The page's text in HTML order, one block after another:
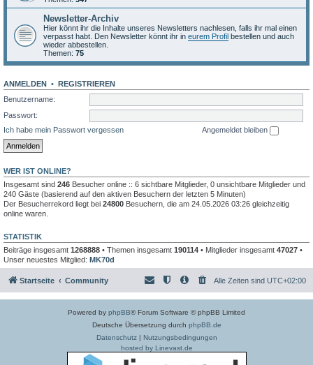
Newsletter-Archiv
Hier könnt ihr die Inhalte unseres Newsletters nachlesen, falls ihr mal einen
verpasst habt. Den Newsletter könnt ihr in eurem Profil bestellen und auch
wieder abbestellen.
Themen: 75
ANMELDEN • REGISTRIEREN
Benutzername:
Passwort:
Ich habe mein Passwort vergessen
Angemeldet bleiben
WER IST ONLINE?
Insgesamt sind 246 Besucher online :: 6 sichtbare Mitglieder, 0 unsichtbare Mitglieder und
240 Gäste (basierend auf den aktiven Besuchern der letzten 5 Minuten)
Der Besucherrekord liegt bei 24800 Besuchern, die am 24.05.2026 03:26 gleichzeitig
online waren.
STATISTIK
Beiträge insgesamt 1268888 • Themen insgesamt 190114 • Mitglieder insgesamt 47027 •
Unser neuestes Mitglied: MK70d
Startseite Community Alle Zeiten sind UTC+02:00
Powered by phpBB® Forum Software © phpBB Limited
Deutsche Übersetzung durch phpBB.de
Datenschutz| Nutzungsbedingungen
hosted by Linevast.de